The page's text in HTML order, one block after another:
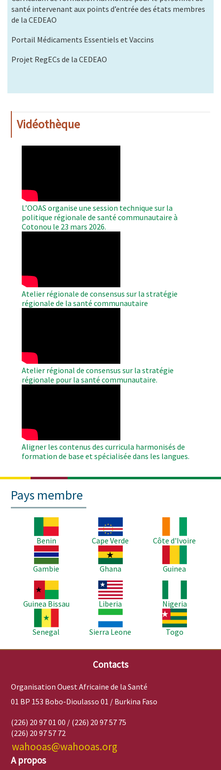
santé intervenant aux points d’entrée des états membres
de la CEDEAO
Portail Médicaments Essentiels et Vaccins
Projet RegECs de la CEDEAO
Vidéothèque
L’OOAS organise une session technique sur la
politique régionale de santé communautaire à
Cotonou le 23 mars 2026.
Atelier régionale de consensus sur la stratégie
régionale de la santé communautaire
Atelier régional de consensus sur la stratégie
régionale pour la santé communautaire.
Aligner les contenus des curricula harmonisés de
formation de base et spécialisée dans les langues.
Pays membre
Benin
Image
Cape Verde
Côte d'Ivoire
Image
Gambie
Image
Ghana
Guinea
Image
Guinea Bissau
Image
Liberia
Nigeria
Senegal
Image
Sierra Leone
Image
Togo
Contacts
Organisation Ouest Africaine de la Santé
01 BP 153 Bobo-Dioulasso 01 / Burkina Faso
(226) 20 97 01 00 / (226) 20 97 57 75
(226) 20 97 57 72
wahooas@wahooas.org
A propos